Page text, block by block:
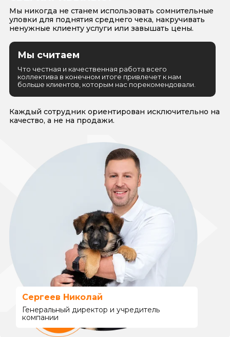
Сергеев Николай
Генеральный директор и учредитель
компании
Мы никогда не станем использовать сомнительные
уловки для поднятия среднего чека, накручивать
ненужные клиенту услуги или завышать цены.
Мы считаем
Что честная и качественная работа всего
коллектива в конечном итоге привлечет к нам
больше клиентов, которым нас порекомендовали.
Каждый сотрудник ориентирован исключительно на
качество, а не на продажи.